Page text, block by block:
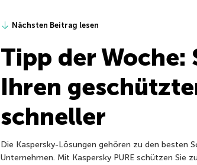
Nächsten Beitrag lesen
Tipp der Woche:
Ihren
schneller
Die Kaspersky-Lösungen gehören zu den besten
Unternehmen. Mit Kaspersky PURE schützen Sie